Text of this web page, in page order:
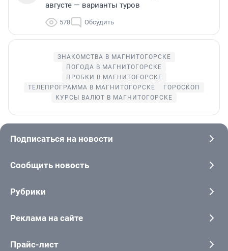
августе — варианты туров
578 Обсудить
ЗНАКОМСТВА В МАГНИТОГОРСКЕ
ПОГОДА В МАГНИТОГОРСКЕ
ПРОБКИ В МАГНИТОГОРСКЕ
ТЕЛЕПРОГРАММА В МАГНИТОГОРСКЕ
ГОРОСКОП
КУРСЫ ВАЛЮТ В МАГНИТОГОРСКЕ
Подписаться на новости
Сообщить новость
Рубрики
Реклама на сайте
Прайс-лист